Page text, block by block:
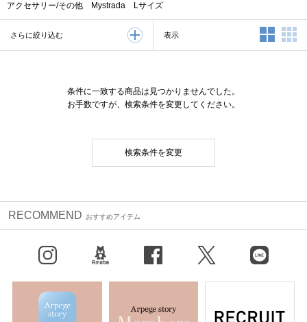
アクセサリー/その他 Mystrada Lサイズ
さらに絞り込む 表示 2列表示
条件に一致する商品は見つかりませんでした。
お手数ですが、検索条件を変更してください。
検索条件を変更
RECOMMEND おすすめアイテム
X（旧Twitter） LINE